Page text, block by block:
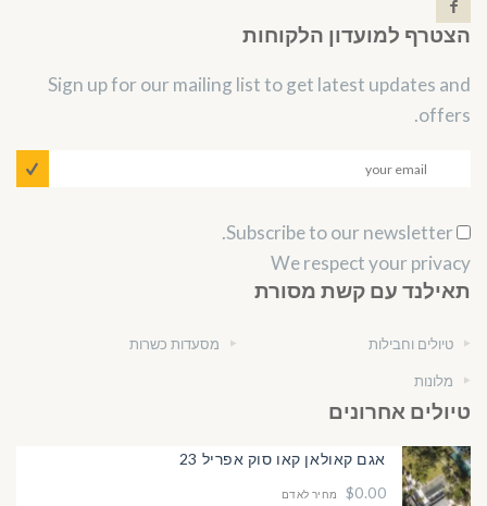
הצטרף למועדון הלקוחות
Sign up for our mailing list to get latest updates and
offers.
We respect your privacy
תאילנד עם קשת מסורת
טיולים וחבילות
מלונות
מסעדות כשרות
טיולים אחרונים
אגם קאולאן קאו סוק אפריל 23
$0.00
מחיר לאדם